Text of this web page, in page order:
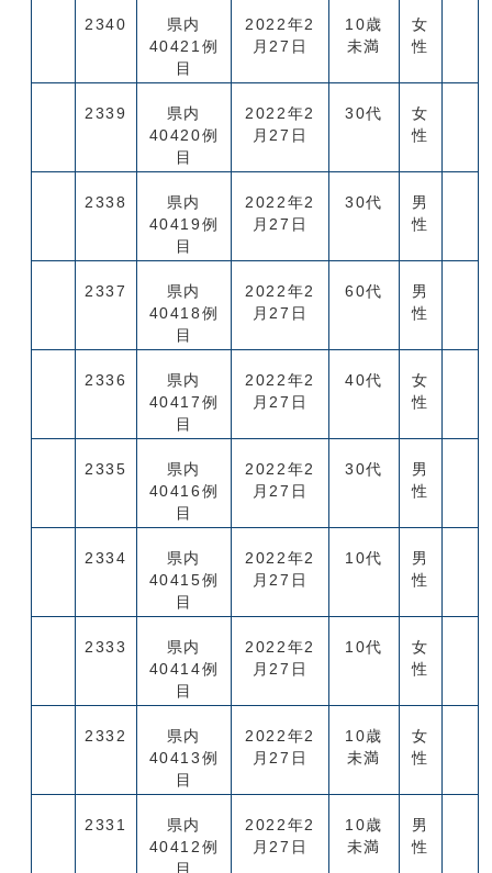
2340
県内
40421例
目
2022年2
月27日
10歳
未満
女
性
2339
県内
40420例
目
2022年2
月27日
30代
女
性
2338
県内
40419例
目
2022年2
月27日
30代
男
性
2337
県内
40418例
目
2022年2
月27日
60代
男
性
2336
県内
40417例
目
2022年2
月27日
40代
女
性
2335
県内
40416例
目
2022年2
月27日
30代
男
性
2334
県内
40415例
目
2022年2
月27日
10代
男
性
2333
県内
40414例
目
2022年2
月27日
10代
女
性
2332
県内
40413例
目
2022年2
月27日
10歳
未満
女
性
2331
県内
40412例
目
2022年2
月27日
10歳
未満
男
性